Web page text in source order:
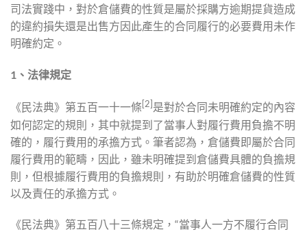
司法實踐中，對於倉儲費的性質是屬於採購方逾期提貨造成
的違約損失還是出售方因此產生的合同履行的必要費用未作
明確約定。
1、 法律規定
《民法典》第五百一十一條[2]是對於合同未明確約定的內容
如何認定的規則，其中就提到了當事人對履行費用負擔不明
確的，履行費用的承擔方式。筆者認為，倉儲費即屬於合同
履行費用的範疇，因此，雖未明確提到倉儲費具體的負擔規
則，但根據履行費用的負擔規則，有助於明確倉儲費的性質
以及責任的承擔方式。
《民法典》第五百八十三條規定，“當事人一方不履行合同